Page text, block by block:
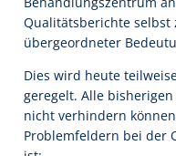
Qualitätsberichte selbst
übergeordneter
Dies wird heute
geregelt. Alle
nicht verhindern
Problemfeldern bei der